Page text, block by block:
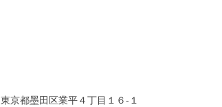
東京都墨田区業平４丁目１６-１